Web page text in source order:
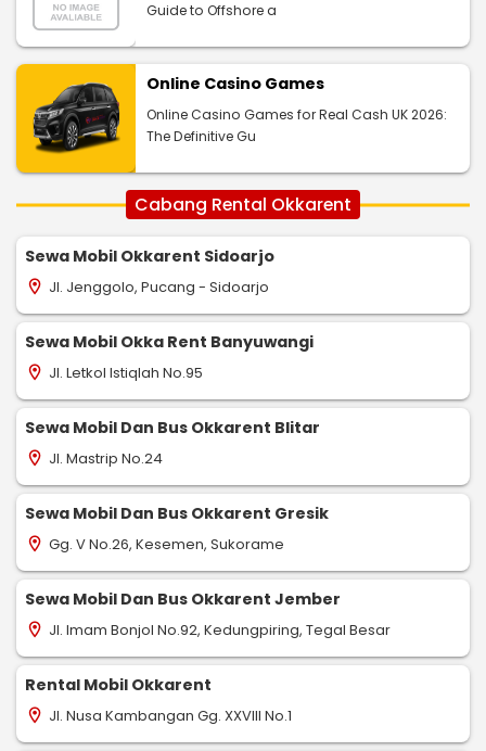
Guide to Offshore a
Online Casino Games
Online Casino Games for Real Cash UK 2026:
The Definitive Gu
Cabang Rental Okkarent
Sewa Mobil Okkarent Sidoarjo
location_on Jl. Jenggolo, Pucang - Sidoarjo
Sewa Mobil Okka Rent Banyuwangi
location_on Jl. Letkol Istiqlah No.95
Sewa Mobil Dan Bus Okkarent Blitar
location_on Jl. Mastrip No.24
Sewa Mobil Dan Bus Okkarent Gresik
location_on Gg. V No.26, Kesemen, Sukorame
Sewa Mobil Dan Bus Okkarent Jember
location_on Jl. Imam Bonjol No.92, Kedungpiring, Tegal Besar
Rental Mobil Okkarent
location_on Jl. Nusa Kambangan Gg. XXVIII No.1